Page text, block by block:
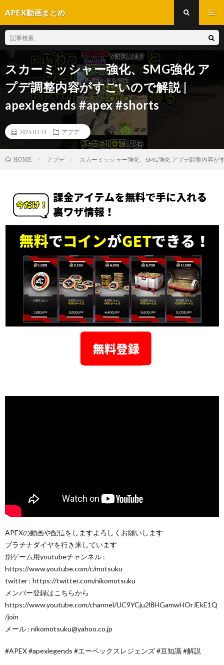
APEX動画まとめ
スカーミッシャー強化、SMG強化 ア
プデ調整内容がすごいので解説 |
apexlegends #apex #shorts
2025.03.24 アプデ
HOME アプデ スカーミッシャー強化、SMG強化 アプデ調整内容が
APEXの動画や配信をしますよろしくお願いします
プラチナダイヤを行き来しています
別ゲーム用youtubeチャンネル :
https://www.youtube.com/c/motsuku
twitter : https://twitter.com/nikomotsuku
メンバー登録はこちらから
https://www.youtube.com/channel/UC9YCju2l8HGamwHOrJEkE1Q
/join
メール : nikomotsuku@yahoo.co.jp
#APEX #apexlegends #エーペックスレジェンズ #豆知識 #解説